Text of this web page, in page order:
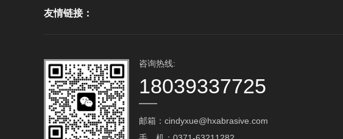
友情链接：
咨询热线:
18039337725
邮箱：cindyxue@hxabrasive.com‬